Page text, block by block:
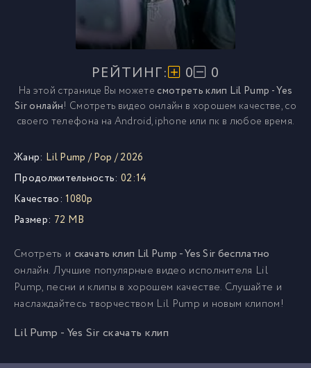
РЕЙТИНГ: 0 0
На этой странице Вы можетесмотреть клип Lil Pump - Yes
Sir онлайн! Смотреть видео онлайн в хорошем качестве, со
своего телефона на Android, iphone или пк в любое время.
Жанр: Lil Pump /Pop /2026
Продолжительность: 02:14
Качество: 1080p
Размер: 72 MB
Смотреть и скачать клип Lil Pump - Yes Sir бесплатно
онлайн. Лучшие популярные видео исполнителя Lil
Pump, песни и клипы в хорошем качестве. Слушайте и
наслаждайтесь творчеством Lil Pump и новым клипом!
Lil Pump - Yes Sir скачать клип